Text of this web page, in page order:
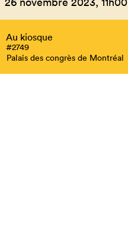
Au kiosque
#2749
Palais des congrès de Montréal